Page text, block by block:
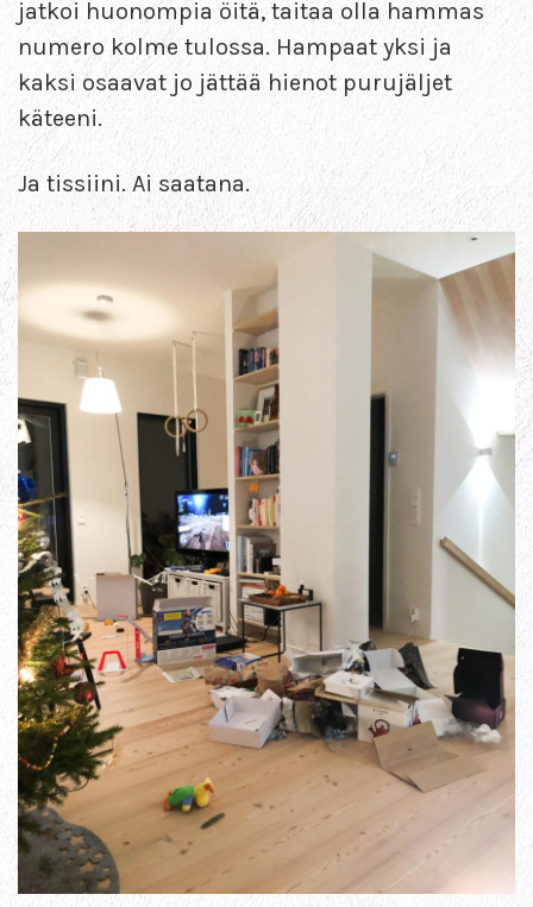
jatkoi huonompia öitä, taitaa olla hammas
numero kolme tulossa. Hampaat yksi ja
kaksi osaavat jo jättää hienot purujäljet
käteeni.
Ja tissiini. Ai saatana.